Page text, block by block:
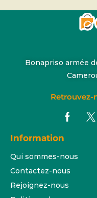
Bonapriso armée
Retrouvez-
Information
Qui sommes-nous
Contactez-nous
Rejoignez-nous